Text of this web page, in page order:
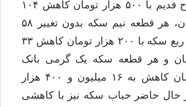
هر قطعه تمام سکه طرح قدیم با ۵۰۰ هزار تومان کاهش ۱۰۴
میلیون و ۴۰۰ هزار تومان، هر قطعه نیم سکه بدون تغییر ۵۸
میلیون تومان، هر قطعه ربع سکه با ۲۰۰ هزار تومان کاهش ۳۳
هزار تومان و هر قطعه سکه یک گرمی بانک
مرکزی با ۱۰۰ هزار تومان کاهش به ۱۶ میلیون و ۴۰۰ هزار
حال حاضر حباب سکه نیز با کاهشی